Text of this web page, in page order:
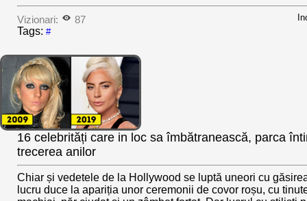
Vizionari: 87
Tags: #
16 celebrități care in loc sa îmbătranească, parca
trecerea anilor
Chiar și vedetele de la Hollywood se luptă uneori cu
lucru duce la apariția unor ceremonii de covor roșu, cu